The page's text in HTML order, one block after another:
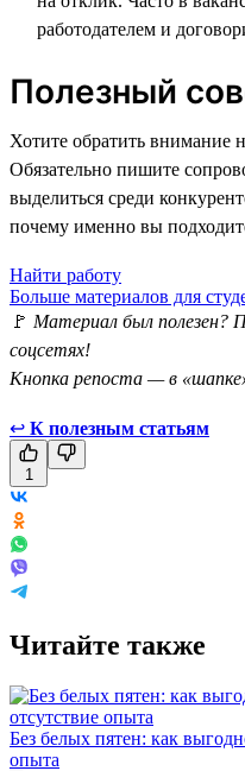
работодателем и
Полезный
Хотите обратить внимание
Обязательно пишите
выделиться среди
почему именно вы
Найти работу
Больше материалов для
🚩 Материал был полезен?
соцсетях!
Кнопка репоста — в
↩ К полезным статьям
1
Читайте также
Без белых пятен: как
опыта